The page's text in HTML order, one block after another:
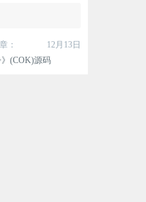
：
12月13日
(COK)源码